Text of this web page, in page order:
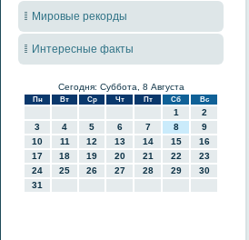
Мировые рекорды
Интересные факты
Сегодня: Суббота, 8 Августа
Пн Вт Ср Чт Пт Сб Вс
1
2
3
4 5 6 7 8
9
10
11 12 13 14 15
16
17
18 19 20 21 22
23
24
25 26 27 28 29
30
31